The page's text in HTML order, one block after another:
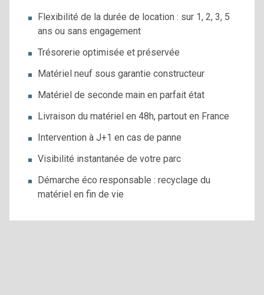
Flexibilité de la durée de location : sur 1, 2, 3, 5
ans ou sans engagement
Trésorerie optimisée et préservée
Matériel neuf sous garantie constructeur
Matériel de seconde main en parfait état
Livraison du matériel en 48h, partout en France
Intervention à J+1 en cas de panne
Visibilité instantanée de votre parc
Démarche éco responsable : recyclage du
matériel en fin de vie